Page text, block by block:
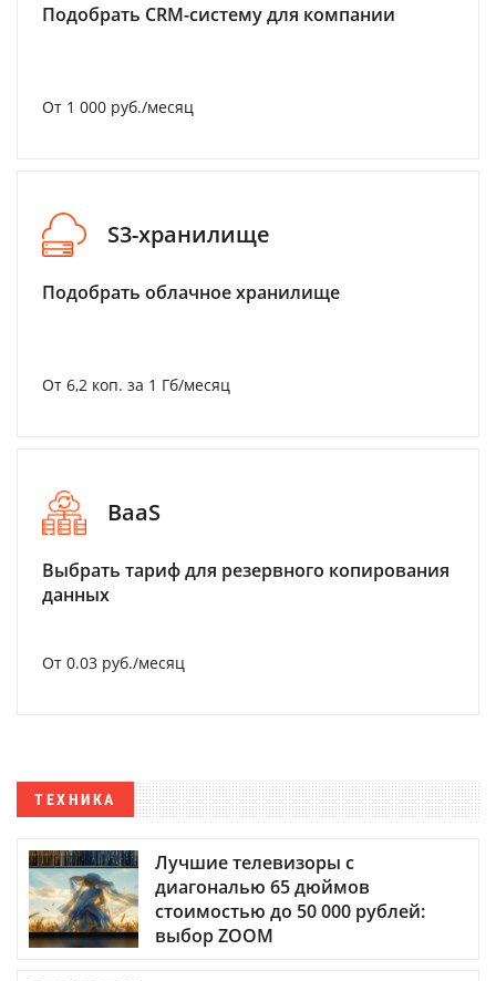
Подобрать CRM-систему для компании
От 1 000 руб./месяц
S3-хранилище
Подобрать облачное хранилище
От 6,2 коп. за 1 Гб/месяц
BaaS
Выбрать тариф для резервного копирования
данных
От 0.03 руб./месяц
ТЕХНИКА
Лучшие телевизоры с
диагональю 65 дюймов
стоимостью до 50 000 рублей:
выбор ZOOM